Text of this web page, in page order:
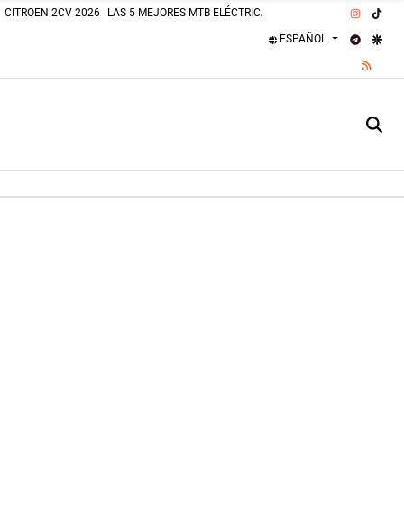
CITROEN 2CV 2026 LAS 5 MEJORES MTB ELÉCTRICAS 2026 PLAJAS PERROS
ESPAÑOL
RSS